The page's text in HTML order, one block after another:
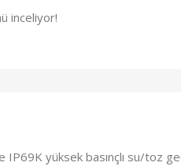
inceliyor!
yüksek basınçlı su/toz